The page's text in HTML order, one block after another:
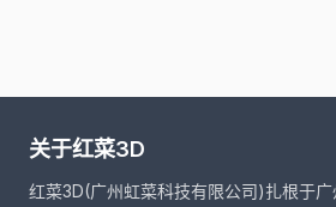
关于红菜3D
红菜3D(广州虹菜科技有限公司)扎根于